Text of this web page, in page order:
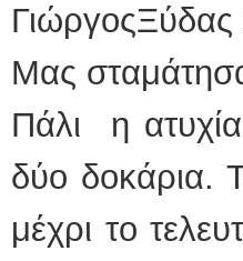
Μας
Πάλι η
δύο
μέχρι το